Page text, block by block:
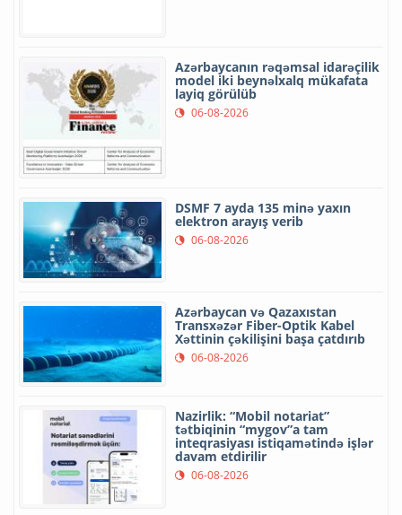
Azərbaycanın rəqəmsal idarəçilik
model iki beynəlxalq mükafata
layiq görülüb
06-08-2026
DSMF 7 ayda 135 minə yaxın
elektron arayış verib
06-08-2026
Azərbaycan və Qazaxıstan
Transxəzər Fiber-Optik Kabel
Xəttinin çəkilişini başa çatdırıb
06-08-2026
Nazirlik: “Mobil notariat”
tətbiqinin “mygov”a tam
inteqrasiyası istiqamətində işlər
davam etdirilir
06-08-2026